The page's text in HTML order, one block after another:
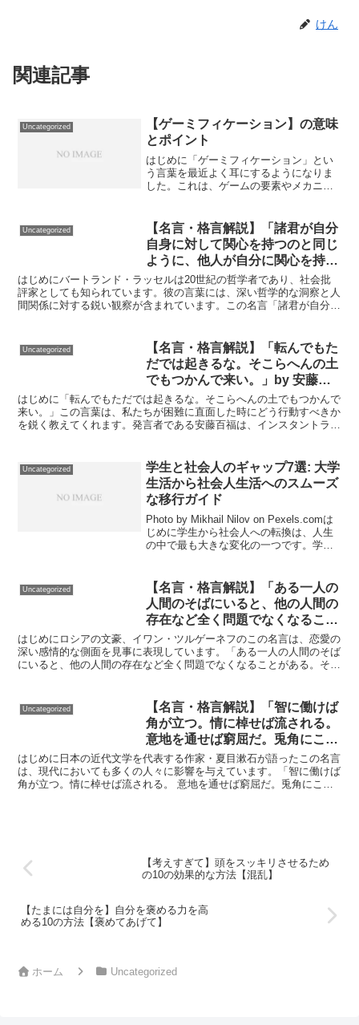
けん
関連記事
Uncategorized
【ゲーミフィケーション】の意味
とポイント
はじめに「ゲーミフィケーション」とい
う言葉を最近よく耳にするようになりま
した。これは、ゲームの要素やメカニズ
や教育など多様な分野で効果を発揮して
いるゲーミフィケーション...
Uncategorized
【名言・格言解説】「諸君が自分
自身に対して関心を持つのと同じ
ように、他人が自分に関心を持っ
ているとは期待するな。」 by ラ
ッセルの深い意味と得られる教訓
はじめにバートランド・ラッセルは20世紀の哲学者であり、社会批
評家としても知られています。彼の言葉には、深い哲学的な洞察と人
間関係に対する鋭い観察が含まれています。この名言「諸君が自分自
Uncategorized
【名言・格言解説】「転んでもた
だでは起きるな。そこらへんの土
でもつかんで来い。」by 安藤百
福の深い意味と得られる教訓
はじめに「転んでもただでは起きるな。そこらへんの土でもつかんで
来い。」この言葉は、私たちが困難に直面した時にどう行動すべきか
を鋭く教えてくれます。発言者である安藤百福は、インスタントラー
Uncategorized
学生と社会人のギャップ7選: 大学
生活から社会人生活へのスムーズ
な移行ガイド
Photo by Mikhail Nilov on Pexels.comは
じめに学生から社会人への転換は、人生
の中で最も大きな変化の一つです。学生
が増え、日々のルーチン...
Uncategorized
【名言・格言解説】「ある一人の
人間のそばにいると、他の人間の
存在など全く問題でなくなること
がある。それが恋というものであ
る。」by ツルゲーネフの深い意
味と得られる教訓
はじめにロシアの文豪、イワン・ツルゲーネフのこの名言は、恋愛の
深い感情的な側面を見事に表現しています。「ある一人の人間のそば
にいると、他の人間の存在など全く問題でなくなることがある。それ
Uncategorized
【名言・格言解説】「智に働けば
角が立つ。情に棹せば流される。
意地を通せば窮屈だ。兎角にこの
世は住みにくい。」by 夏目漱石
の深い意味と得られる教訓
はじめに日本の近代文学を代表する作家・夏目漱石が語ったこの名言
は、現代においても多くの人々に影響を与えています。「智に働けば
角が立つ。情に棹せば流される。 意地を通せば窮屈だ。兎角にこの
【考えすぎて】頭をスッキリさせるため
の10の効果的な方法【混乱】
【たまには自分を】自分を褒める力を高
める10の方法【褒めてあげて】
ホーム Uncategorized